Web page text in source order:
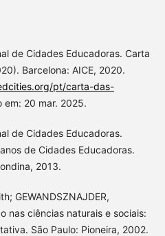
de Cidades Educadoras. Carta
Barcelona: AICE, 2020.
pt/carta-das-
em: 20 mar. 2025.
de Cidades Educadoras.
de Cidades Educadoras.
2013.
GEWANDSZNAJDER,
nas ciências naturais e sociais:
São Paulo: Pioneira, 2002.